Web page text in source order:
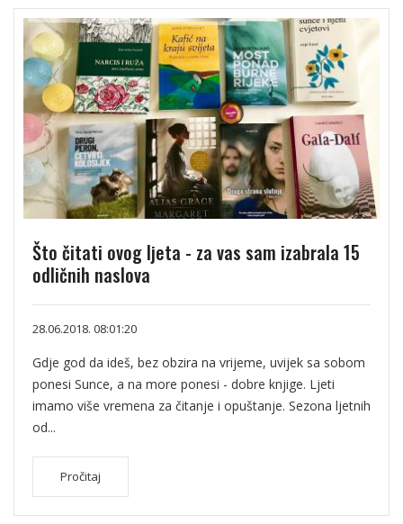
Što čitati ovog ljeta - za vas sam izabrala 15
odličnih naslova
28.06.2018. 08:01:20
Gdje god da ideš, bez obzira na vrijeme, uvijek sa sobom
ponesi Sunce, a na more ponesi - dobre knjige. Ljeti
imamo više vremena za čitanje i opuštanje. Sezona ljetnih
od...
Pročitaj